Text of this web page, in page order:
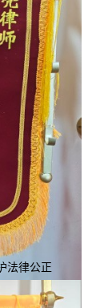
法律公正